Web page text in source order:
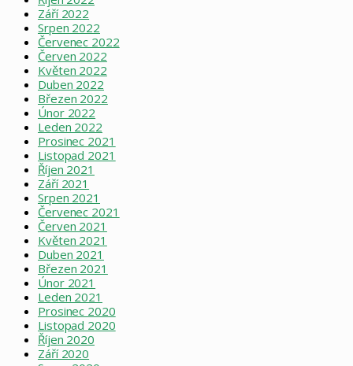
Září 2022
Srpen 2022
Červenec 2022
Červen 2022
Květen 2022
Duben 2022
Březen 2022
Únor 2022
Leden 2022
Prosinec 2021
Listopad 2021
Říjen 2021
Září 2021
Srpen 2021
Červenec 2021
Červen 2021
Květen 2021
Duben 2021
Březen 2021
Únor 2021
Leden 2021
Prosinec 2020
Listopad 2020
Říjen 2020
Září 2020